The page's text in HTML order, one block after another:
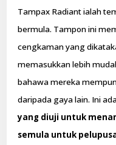
Tampax Radiant ialah
bermula. Tampon ini
cengkaman yang
memasukkan lebih
bahawa mereka
daripada gaya lain. Ini
yang diuji untuk
semula untuk